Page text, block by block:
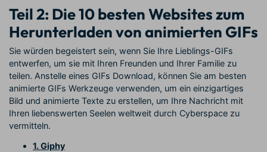
Teil 2: Die 10 besten Websites zum
Herunterladen von animierten GIFs
Sie würden begeistert sein, wenn Sie Ihre Lieblings-GIFs
entwerfen, um sie mit Ihren Freunden und Ihrer Familie zu
teilen. Anstelle eines GIFs Download, können Sie am besten
animierte GIFs Werkzeuge verwenden, um ein einzigartiges
Bild und animierte Texte zu erstellen, um Ihre Nachricht mit
Ihren liebenswerten Seelen weltweit durch Cyberspace zu
vermitteln.
1. Giphy